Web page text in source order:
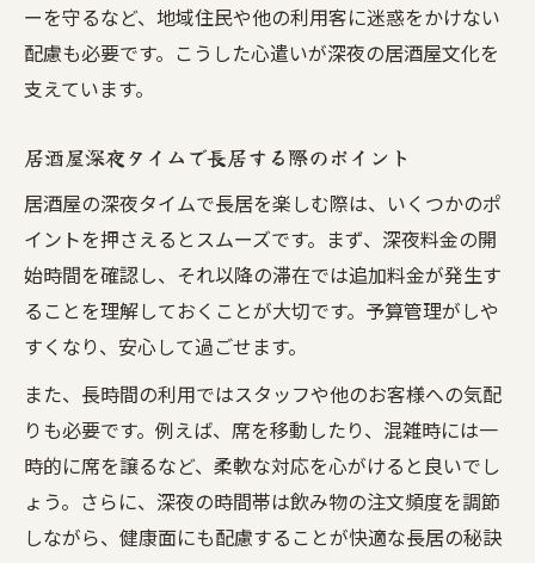
ーを守るなど、地域住民や他の利用客に迷惑をかけない
配慮も必要です。こうした心遣いが深夜の居酒屋文化を
支えています。
居酒屋深夜タイムで長居する際のポイント
居酒屋の深夜タイムで長居を楽しむ際は、いくつかのポ
イントを押さえるとスムーズです。まず、深夜料金の開
始時間を確認し、それ以降の滞在では追加料金が発生す
ることを理解しておくことが大切です。予算管理がしや
すくなり、安心して過ごせます。
また、長時間の利用ではスタッフや他のお客様への気配
りも必要です。例えば、席を移動したり、混雑時には一
時的に席を譲るなど、柔軟な対応を心がけると良いでし
ょう。さらに、深夜の時間帯は飲み物の注文頻度を調節
しながら、健康面にも配慮することが快適な長居の秘訣